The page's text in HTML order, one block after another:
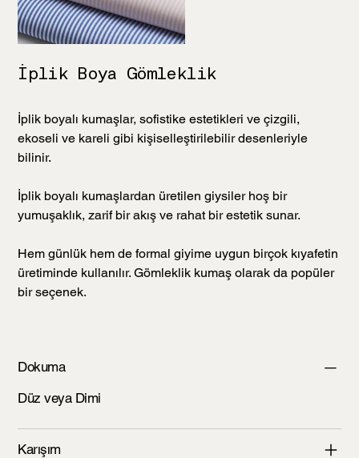
İplik Boya Gömleklik
İplik boyalı kumaşlar, sofistike estetikleri ve çizgili,
ekoseli ve kareli gibi kişiselleştirilebilir desenleriyle
bilinir.
İplik boyalı kumaşlardan üretilen giysiler hoş bir
yumuşaklık, zarif bir akış ve rahat bir estetik sunar.
Hem günlük hem de formal giyime uygun birçok kıyafetin
üretiminde kullanılır. Gömleklik kumaş olarak da popüler
bir seçenek.
Dokuma
Düz veya Dimi
Karışım